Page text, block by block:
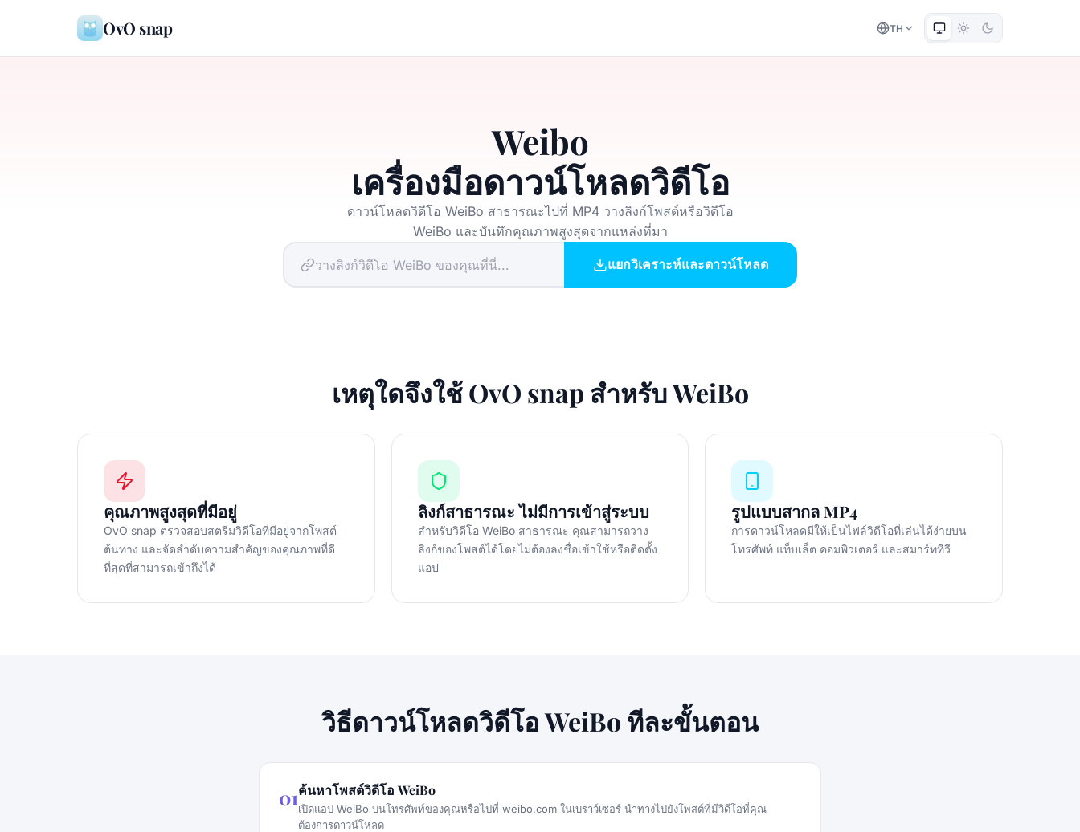
OvO snap TH
Weibo
เครื่องมือดาวน์โหลดวิดีโอ
ดาวน์โหลดวิดีโอ WeiBo สาธารณะไปที่ MP4 วางลิงก์โพสต์หรือวิดีโอ
WeiBo และบันทึกคุณภาพสูงสุดจากแหล่งที่มา
แยกวิเคราะห์และดาวน์โหลด
เหตุใดจึงใช้ OvO snap สำหรับ WeiBo
คุณภาพสูงสุดที่มีอยู่
OvO snap ตรวจสอบสตรีมวิดีโอที่มีอยู่จากโพสต์
ต้นทาง และจัดลำดับความสำคัญของคุณภาพที่ดี
ที่สุดที่สามารถเข้าถึงได้
ลิงก์สาธารณะ ไม่มีการเข้าสู่ระบบ
สำหรับวิดีโอ WeiBo สาธารณะ คุณสามารถวาง
ลิงก์ของโพสต์ได้โดยไม่ต้องลงชื่อเข้าใช้หรือติดตั้ง
แอป
รูปแบบสากล MP4
การดาวน์โหลดมีให้เป็นไฟล์วิดีโอที่เล่นได้ง่ายบน
โทรศัพท์ แท็บเล็ต คอมพิวเตอร์ และสมาร์ททีวี
วิธีดาวน์โหลดวิดีโอ WeiBo ทีละขั้นตอน
01ค้นหาโพสต์วิดีโอ WeiBo
เปิดแอป WeiBo บนโทรศัพท์ของคุณหรือไปที่ weibo.com ในเบราว์เซอร์ นำทางไปยังโพสต์ที่มีวิดีโอที่คุณ
ต้องการดาวน์โหลด